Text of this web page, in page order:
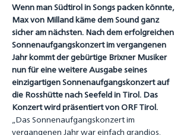
Wenn man Südtirol in Songs packen könnte,
Max von Milland käme dem Sound ganz
sicher am nächsten. Nach dem erfolgreichen
Sonnenaufgangskonzert im vergangenen
Jahr kommt der gebürtige Brixner Musiker
nun für eine weitere Ausgabe seines
einzigartigen Sonnenaufgangskonzert auf
die Rosshütte nach Seefeld in Tirol. Das
Konzert wird präsentiert von ORF Tirol.
„Das Sonnenaufgangskonzert im
vergangenen Jahr war einfach grandios.